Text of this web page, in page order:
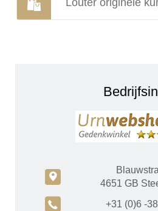
Louter originele
c
4651 GB
A +31 (0)6 -